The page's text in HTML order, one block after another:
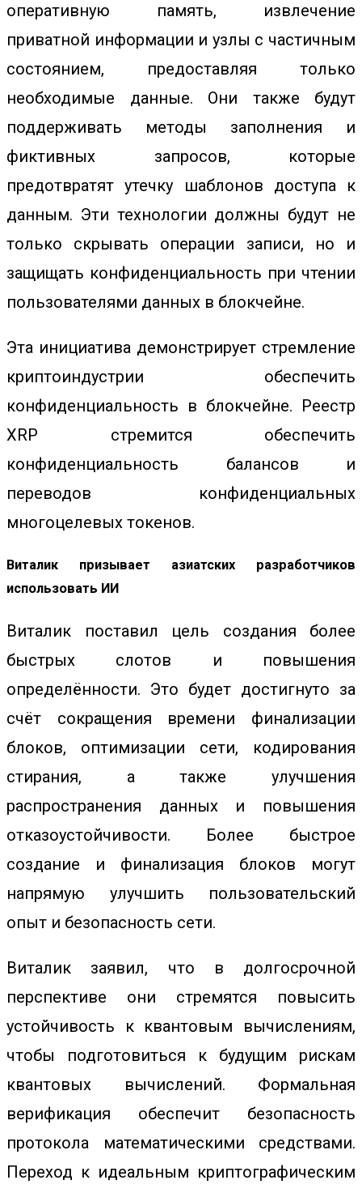
оперативную память, извлечение
приватной информации и узлы с частичным
состоянием, предоставляя только
необходимые данные. Они также будут
поддерживать методы заполнения и
фиктивных запросов, которые
предотвратят утечку шаблонов доступа к
данным. Эти технологии должны будут не
только скрывать операции записи, но и
защищать конфиденциальность при чтении
пользователями данных в блокчейне.
Эта инициатива демонстрирует стремление
криптоиндустрии обеспечить
конфиденциальность в блокчейне. Реестр
XRP стремится обеспечить
конфиденциальность балансов и
переводов конфиденциальных
многоцелевых токенов.
Виталик призывает азиатских разработчиков
использовать ИИ
Виталик поставил цель создания более
быстрых слотов и повышения
определённости. Это будет достигнуто за
счёт сокращения времени финализации
блоков, оптимизации сети, кодирования
стирания, а также улучшения
распространения данных и повышения
отказоустойчивости. Более быстрое
создание и финализация блоков могут
напрямую улучшить пользовательский
опыт и безопасность сети.
Виталик заявил, что в долгосрочной
перспективе они стремятся повысить
устойчивость к квантовым вычислениям,
чтобы подготовиться к будущим рискам
квантовых вычислений. Формальная
верификация обеспечит безопасность
протокола математическими средствами.
Переход к идеальным криптографическим